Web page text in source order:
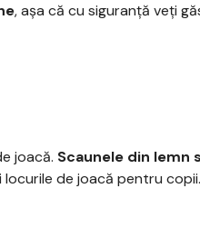
, așa că cu siguranță veți
joacă. Scaunele din lemn
de joacă pentru